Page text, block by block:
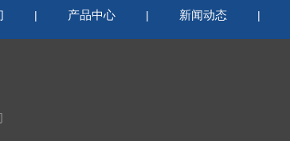
| 产品中心 | 新闻动态 |